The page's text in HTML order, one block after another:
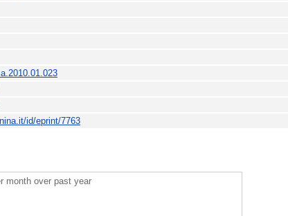
id/eprint/7763
month over past year